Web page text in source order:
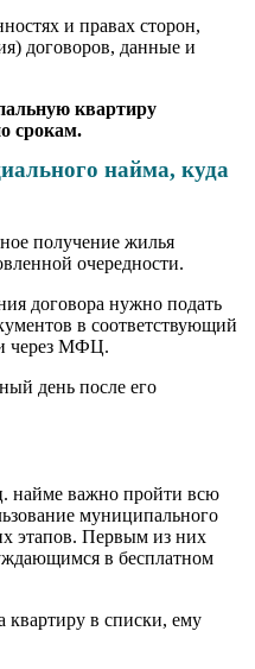
и правах сторон,
договоров, данные и
квартиру
срокам.
найма, куда
получение жилья
очередности.
договора нужно подать
в соответствующий
через МФЦ.
день после его
найме важно пройти всю
муниципального
этапов. Первым из них
в бесплатном
квартиру в списки, ему